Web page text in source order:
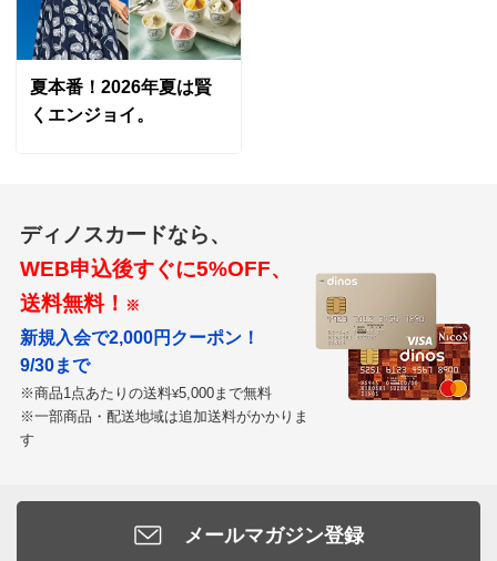
東京都
画像通りの、さわやかかつベージュがかった品のよい色
合いです。
ただ、見た目はともかく、触れるとまるっきりビニール
コットンだったので、それと同様だとばかり思っていま
そういう点で私にはやや期待はずれで返品しようかと
思ったのですが、欧州人の夫がことのほか気に入り、汚
れやすい屋外で使うにはよいでしょうし（べたつきがあ
るので物がすべりにくいのも屋外では利点となるでしょ
う）、我が家は室内のダイニングテーブルで使います
が、普段用にはいいかと、早速届いた晩から使用してい
ます。
夏本番！2026年夏は賢
くエンジョイ。
ディノスカードなら、
WEB申込後すぐに5%OFF、
送料無料！ ※
新規入会で2,000円クーポン！
9/30まで
※商品1点あたりの送料¥5,000まで無料
※一部商品・配送地域は追加送料がかかりま
す
メールマガジン登録